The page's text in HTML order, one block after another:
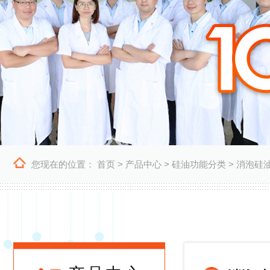
您现在的位置： 首页 > 产品中心 > 硅油功能分类 > 消泡硅